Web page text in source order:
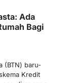
Ada
Bagi
(BTN) baru-
Kredit